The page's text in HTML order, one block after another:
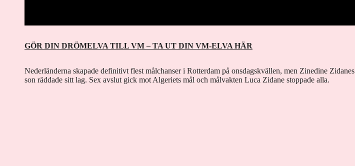
GÖR DIN DRÖMELVA TILL VM – TA UT DIN VM-ELVA HÄR
Nederländerna skapade definitivt flest målchanser i Rotterdam på onsdagskvällen, men Zinedine Zidanes
son räddade sitt lag. Sex avslut gick mot Algeriets mål och målvakten Luca Zidane stoppade alla.